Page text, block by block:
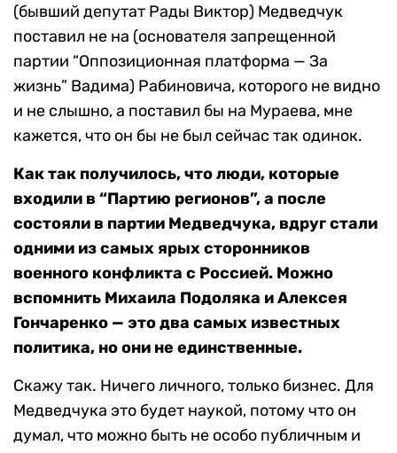
(бывший депутат Рады Виктор) Медведчук
поставил не на (основателя запрещенной
партии “Оппозиционная платформа — За
жизнь” Вадима) Рабиновича, которого не видно
и не слышно, а поставил бы на Мураева, мне
кажется, что он бы не был сейчас так одинок.
Как так получилось, что люди, которые
входили в “Партию регионов”, а после
состояли в партии Медведчука, вдруг стали
одними из самых ярых сторонников
военного конфликта с Россией. Можно
вспомнить Михаила Подоляка и Алексея
Гончаренко — это два самых известных
политика, но они не единственные.
Скажу так. Ничего личного, только бизнес. Для
Медведчука это будет наукой, потому что он
думал, что можно быть не особо публичным и